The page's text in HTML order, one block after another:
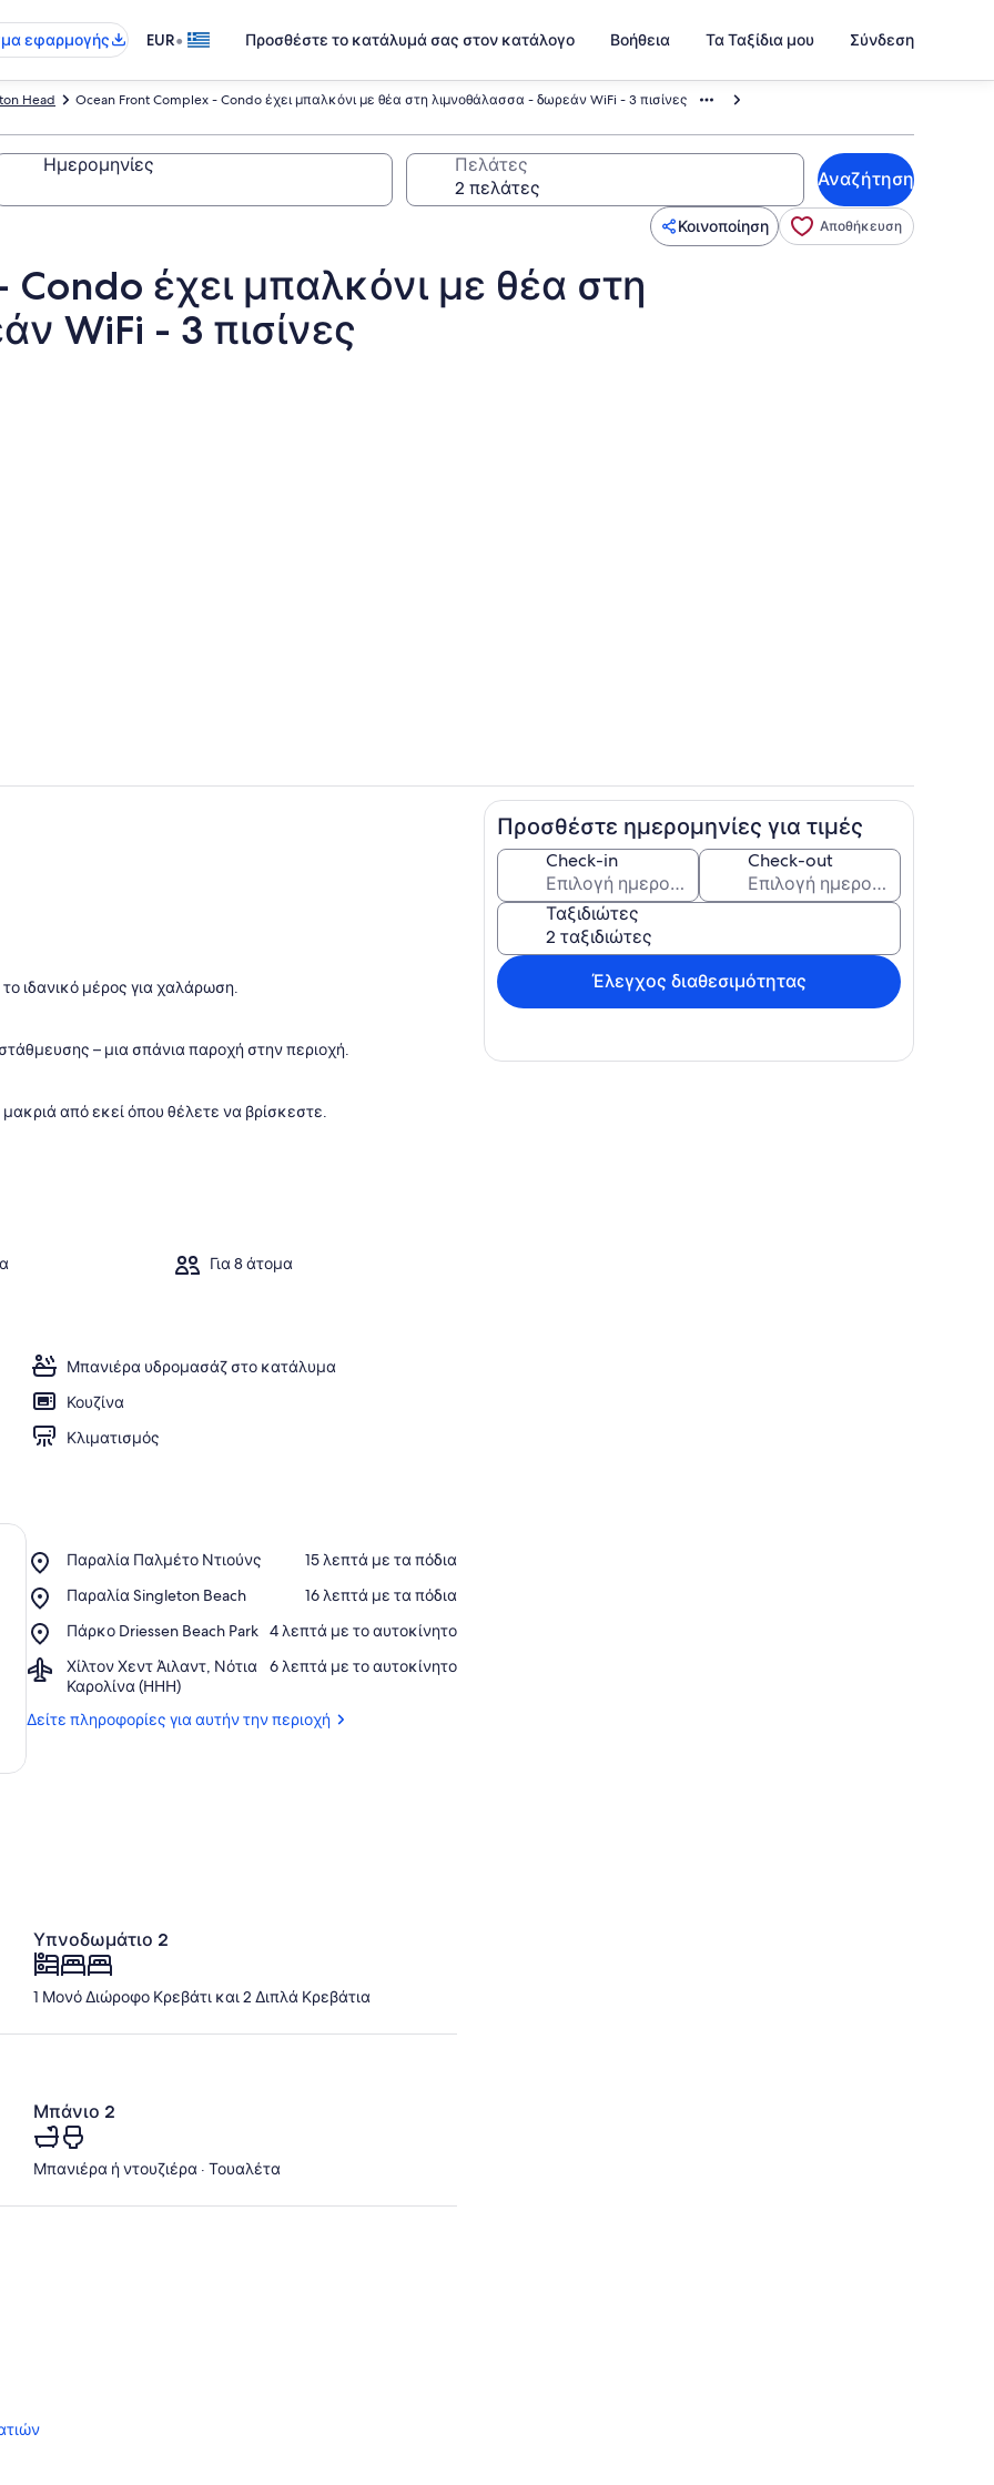
εφαρμογής
EUR• Προσθέστε το κατάλυμά σας στον κατάλογο Βοήθεια Τα Ταξίδια μου Σύνδεση
Ocean Front Complex - Condo έχει μπαλκόνι με θέα στη λιμνοθάλασσα - δωρεάν WiFi - 3 πισίνες
Head
Ημερομηνίες Πελάτες
Αναζήτηση
Κοινοποίηση Αποθήκευση
έχει μπαλκόνι με θέα στη
WiFi - 3 πισίνες
Δωμάτιο
ιδανικό μέρος για χαλάρωση.
– μια σπάνια παροχή στην περιοχή.
από εκεί όπου θέλετε να βρίσκεστε.
Για 8 άτομα
Μπανιέρα υδρομασάζ στο κατάλυμα
Κουζίνα
Κλιματισμός
Παραλία Παλμέτο Ντιούνς
Place,
Παλμέτο
‪15 λεπτά με τα πόδια‬
Παραλία Singleton Beach
Place,
Singleton
‪16 λεπτά με τα πόδια‬
Πάρκο Driessen Beach Park
Place,
Driessen
Beach
Park
‪4 λεπτά με το αυτοκίνητο‬
Χίλτον Χεντ Άιλαντ, Νότια
Καρολίνα (HHH)
Airport,
Χίλτον
Άιλαντ,
‪6 λεπτά με το αυτοκίνητο‬
Δείτε πληροφορίες για αυτήν την περιοχή
Υπνοδωμάτιο 2
1 Μονό Διώροφο Κρεβάτι και 2 Διπλά Κρεβάτια
Μπάνιο 2
Μπανιέρα ή ντουζιέρα · Τουαλέτα
Προσθέστε ημερομηνίες για τιμές
Check-in Check-out
Ταξιδιώτες
Έλεγχος διαθεσιμότητας